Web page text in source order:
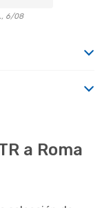
6/08
a Roma